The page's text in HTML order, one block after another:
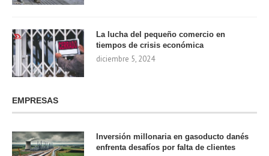
La lucha del pequeño comercio en
tiempos de crisis económica
diciembre 5, 2024
EMPRESAS
Inversión millonaria en gasoducto danés
enfrenta desafíos por falta de clientes